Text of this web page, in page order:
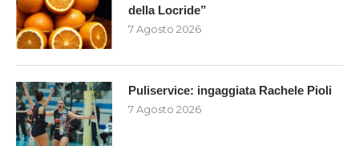
della Locride”
7 Agosto 2026
Puliservice: ingaggiata Rachele Pioli
7 Agosto 2026